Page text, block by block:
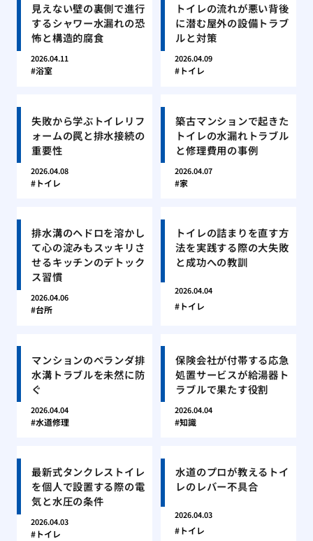
見えない壁の裏側で進行
するシャワー水漏れの恐
怖と構造的腐食
2026.04.11
浴室
トイレの流れが悪い背後
に潜む屋外の設備トラブ
ルと対策
2026.04.09
トイレ
失敗から学ぶトイレリフ
ォームの罠と排水接続の
重要性
2026.04.08
トイレ
築古マンションで起きた
トイレの水漏れトラブル
と修理費用の事例
2026.04.07
家
排水溝のヘドロを溶かし
て心の淀みもスッキリさ
せるキッチンのデトック
ス習慣
2026.04.06
台所
トイレの詰まりを直す方
法を実践する際の大失敗
と成功への教訓
2026.04.04
トイレ
マンションのベランダ排
水溝トラブルを未然に防
ぐ
2026.04.04
水道修理
保険会社が付帯する応急
処置サービスが給湯器ト
ラブルで果たす役割
2026.04.04
知識
最新式タンクレストイレ
を個人で設置する際の電
気と水圧の条件
2026.04.03
トイレ
水道のプロが教えるトイ
レのレバー不具合
2026.04.03
トイレ